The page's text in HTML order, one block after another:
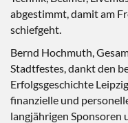
abgestimmt, damit am
schiefgeht.
Bernd Hochmuth,
Stadtfestes, dankt den
Erfolgsgeschichte
finanzielle und
langjährigen Sponsoren